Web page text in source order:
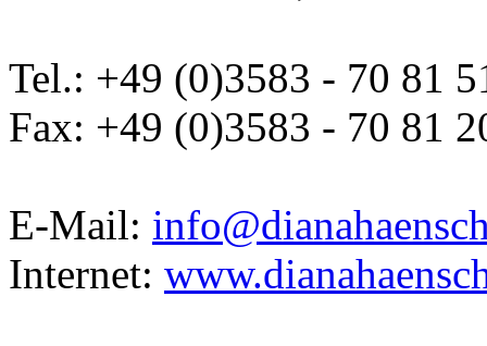
Tel.: +49 (0)3583 - 70 81
Fax: +49 (0)3583 - 70 81
E-Mail:
Internet: